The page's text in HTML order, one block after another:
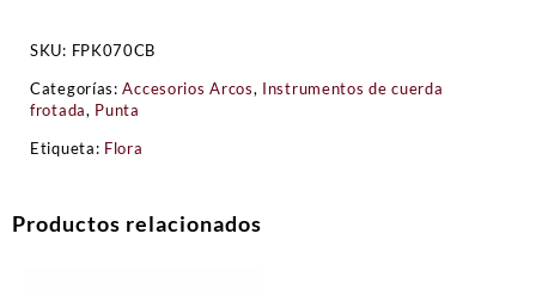
SKU: FPK070CB
Categorías:Accesorios Arcos, Instrumentos de cuerda
frotada, Punta
Etiqueta: Flora
Productos relacionados